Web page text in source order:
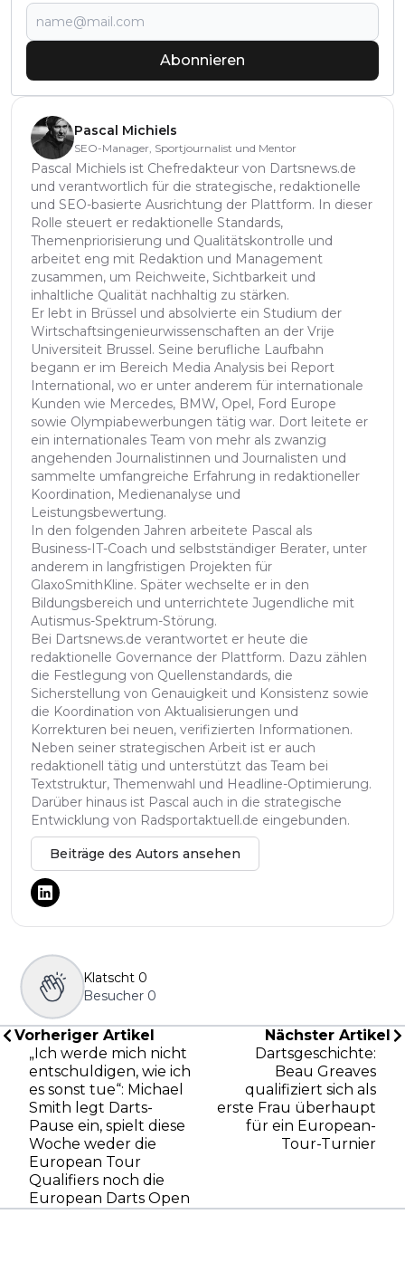
Abonnieren
Pascal Michiels
SEO-Manager, Sportjournalist und Mentor
Pascal Michiels ist Chefredakteur von Dartsnews.de
und verantwortlich für die strategische, redaktionelle
und SEO-basierte Ausrichtung der Plattform. In dieser
Rolle steuert er redaktionelle Standards,
Themenpriorisierung und Qualitätskontrolle und
arbeitet eng mit Redaktion und Management
zusammen, um Reichweite, Sichtbarkeit und
inhaltliche Qualität nachhaltig zu stärken.
Er lebt in Brüssel und absolvierte ein Studium der
Wirtschaftsingenieurwissenschaften an der Vrije
Universiteit Brussel. Seine berufliche Laufbahn
begann er im Bereich Media Analysis bei Report
International, wo er unter anderem für internationale
Kunden wie Mercedes, BMW, Opel, Ford Europe
sowie Olympiabewerbungen tätig war. Dort leitete er
ein internationales Team von mehr als zwanzig
angehenden Journalistinnen und Journalisten und
sammelte umfangreiche Erfahrung in redaktioneller
Koordination, Medienanalyse und
Leistungsbewertung.
In den folgenden Jahren arbeitete Pascal als
Business-IT-Coach und selbstständiger Berater, unter
anderem in langfristigen Projekten für
GlaxoSmithKline. Später wechselte er in den
Bildungsbereich und unterrichtete Jugendliche mit
Autismus-Spektrum-Störung.
Bei Dartsnews.de verantwortet er heute die
redaktionelle Governance der Plattform. Dazu zählen
die Festlegung von Quellenstandards, die
Sicherstellung von Genauigkeit und Konsistenz sowie
die Koordination von Aktualisierungen und
Korrekturen bei neuen, verifizierten Informationen.
Neben seiner strategischen Arbeit ist er auch
redaktionell tätig und unterstützt das Team bei
Textstruktur, Themenwahl und Headline-Optimierung.
Darüber hinaus ist Pascal auch in die strategische
Entwicklung von Radsportaktuell.de eingebunden.
Beiträge des Autors ansehen
Klatscht 0
Besucher 0
Vorheriger Artikel
„Ich werde mich nicht
entschuldigen, wie ich
es sonst tue“: Michael
Smith legt Darts-
Pause ein, spielt diese
Woche weder die
European Tour
Qualifiers noch die
European Darts Open
Nächster Artikel
Dartsgeschichte:
Beau Greaves
qualifiziert sich als
erste Frau überhaupt
für ein European-
Tour-Turnier